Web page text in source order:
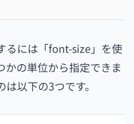
るには「font-size」を使
かの単位から指定できま
以下の3つです。